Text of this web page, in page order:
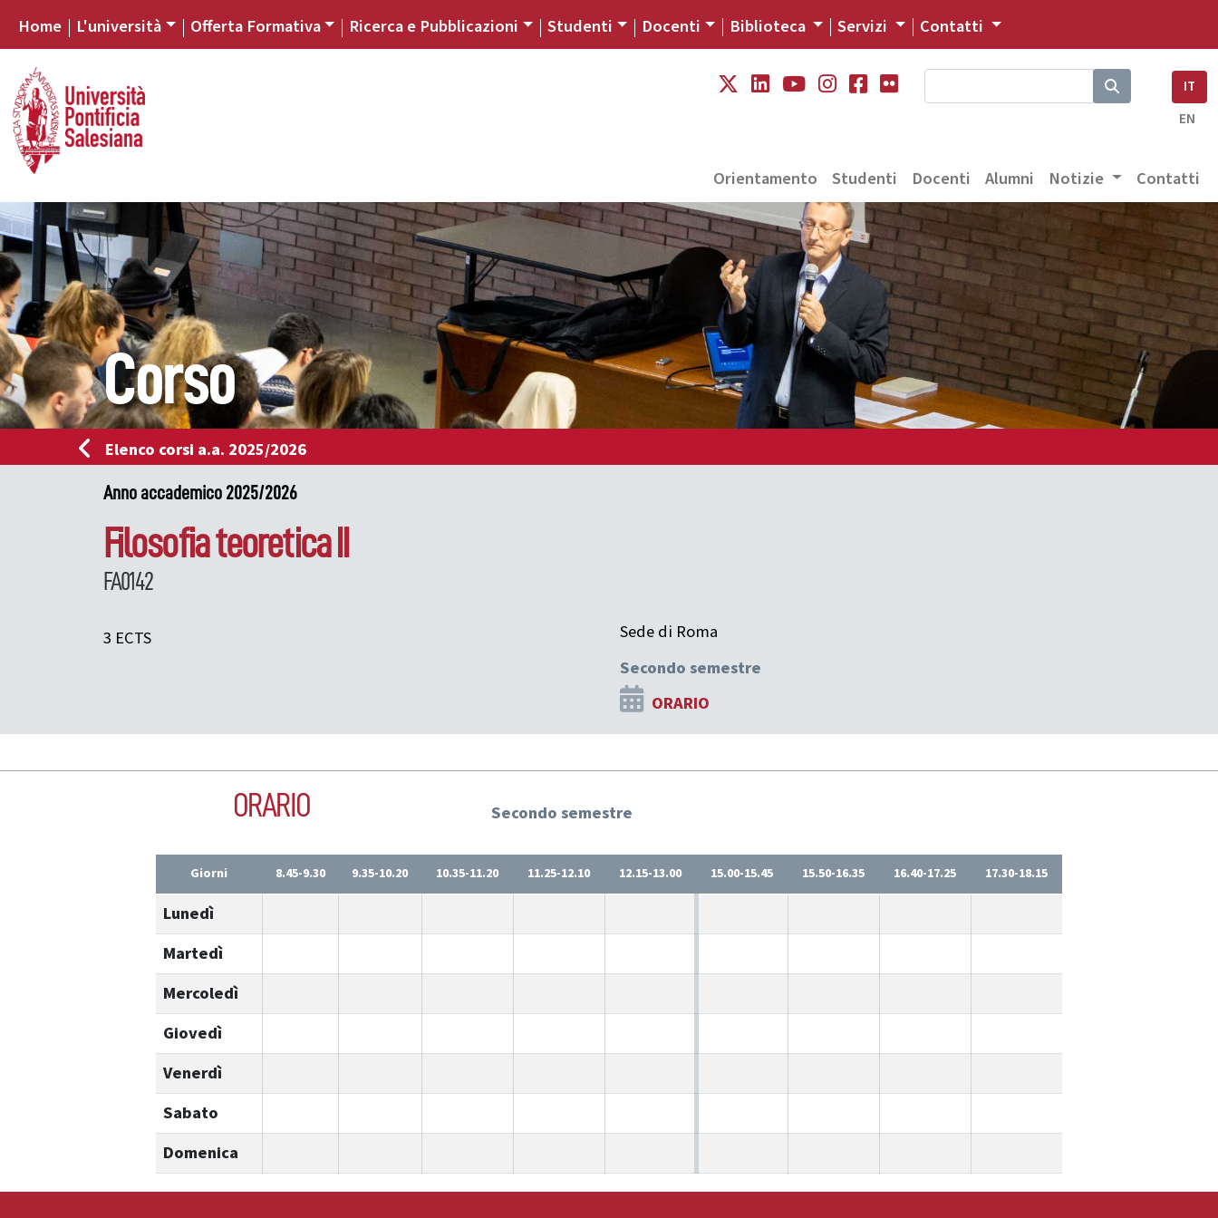
Home L'università Offerta Formativa Ricerca e Pubblicazioni Studenti Docenti Biblioteca Servizi Contatti
IT
EN
Orientamento Studenti Docenti Alumni Notizie Contatti
Corso
Elenco corsi a.a. 2025/2026
Anno accademico 2025/2026
Filosofia teoretica II
FA0142
3 ECTS
Sede di Roma
Secondo semestre
ORARIO
ORARIO Secondo semestre
Giorni 8.45-9.30 9.35-10.20 10.35-11.20 11.25-12.10 12.15-13.00 15.00-15.45 15.50-16.35 16.40-17.25 17.30-18.15
Lunedì
Martedì
Mercoledì
Giovedì
Venerdì
Sabato
Domenica